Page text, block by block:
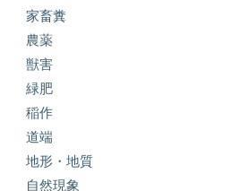
家畜糞
農薬
獣害
緑肥
稲作
道端
地形・地質
自然現象